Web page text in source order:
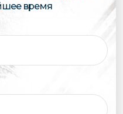
время